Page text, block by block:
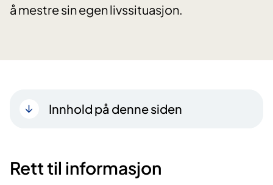
å mestre sin egen livssituasjon.
Innhold på denne siden
Rett til informasjon